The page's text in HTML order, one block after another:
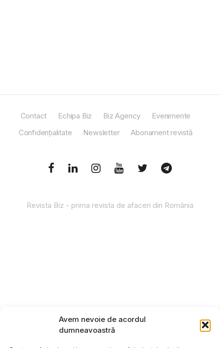
Avem nevoie de acordul
dumneavoastră
Contact Echipa Biz Biz Agency
Evenimente
Confidențialitate
Newsletter Abonament revistă
Revista Biz - prima revista de afaceri din România